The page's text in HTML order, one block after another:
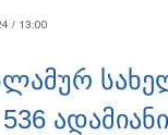
/ 13:00